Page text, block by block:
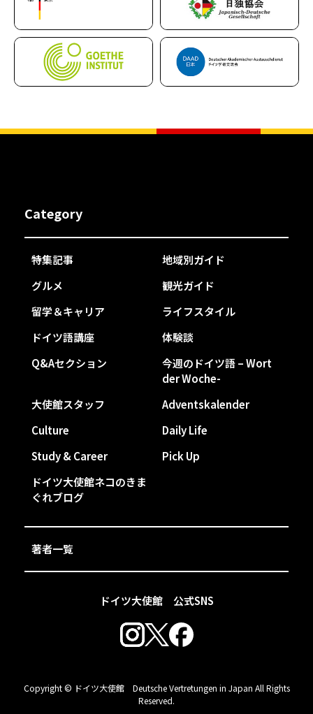
ドイツ大使館 公式SNS
Category
特集記事
地域別ガイド
グルメ
観光ガイド
留学＆キャリア
ライフスタイル
ドイツ語講座
体験談
Q&Aセクション
今週のドイツ語 – Wort
der Woche-
大使館スタッフ
Adventskalender
Culture
Daily Life
Study & Career
Pick Up
ドイツ大使館ネコのきま
ぐれブログ
著者一覧
Copyright © ドイツ大使館 Deutsche Vertretungen in Japan All Rights
Reserved.